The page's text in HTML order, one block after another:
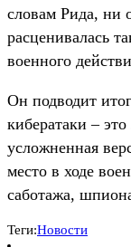
словам Рида, ни
расценивалась
военного
Он подводит
кибератаки –
усложненная
место в ходе
саботажа,
Теги:Новости